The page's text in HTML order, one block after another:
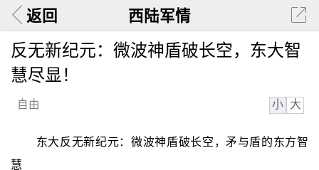
返回 西陆军情
反无新纪元：微波神盾破长空，东大智
慧尽显！
自由 小 大
东大反无新纪元：微波神盾破长空，矛与盾的东方智
慧